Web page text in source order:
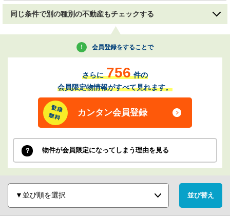
同じ条件で別の種別の不動産もチェックする
会員登録をすることで
さらに 756 件の
会員限定物情報がすべて見れます。
カンタン会員登録
物件が会員限定になってしまう理由を見る